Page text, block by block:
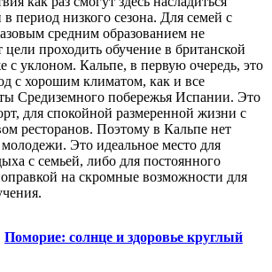
период низкого сезона. Для семей с
средним образованием не
цели проходить обучение в британской
с уклоном. Кальпе, в первую очередь, это
с хорошим климатом, как и все
Средиземного побережья Испании. Это
для спокойной размеренной жизни с
ресторанов. Поэтому в Кальпе нет
Это идеальное место для
с семьей, либо для постоянного
на скромные возможности для
Поморие: солнце и здоровье круглый